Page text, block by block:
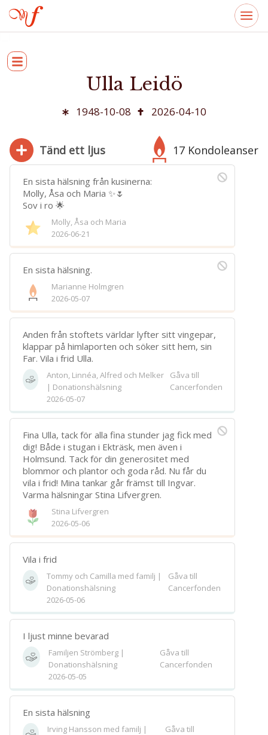
Ulla Leidö
1948-10-08 2026-04-10
Tänd ett ljus 17 Kondoleanser
Jag har läst och accepterar villkoren
Välj bakgrund
En sista hälsning från kusinerna:
Molly, Åsa och Maria ✨️🌷
Sov i ro 🌟
Molly, Åsa och Maria
2026-06-21
En sista hälsning.
Marianne Holmgren
2026-05-07
Anden från stoftets världar lyfter sitt vingepar,
klappar på himlaporten och söker sitt hem, sin
Far. Vila i frid Ulla.
Anton, Linnéa, Alfred och Melker
| Donationshälsning
2026-05-07
Gåva till
Cancerfonden
Fina Ulla, tack för alla fina stunder jag fick med
dig! Både i stugan i Ekträsk, men även i
Holmsund. Tack för din generositet med
blommor och plantor och goda råd. Nu får du
vila i frid! Mina tankar går främst till Ingvar.
Varma hälsningar Stina Lifvergren.
Stina Lifvergren
2026-05-06
Vila i frid
Tommy och Camilla med familj |
Donationshälsning
2026-05-06
Gåva till
Cancerfonden
I ljust minne bevarad
Familjen Strömberg |
Donationshälsning
2026-05-05
Gåva till
Cancerfonden
En sista hälsning
Irving Hansson med familj |
Gåva till